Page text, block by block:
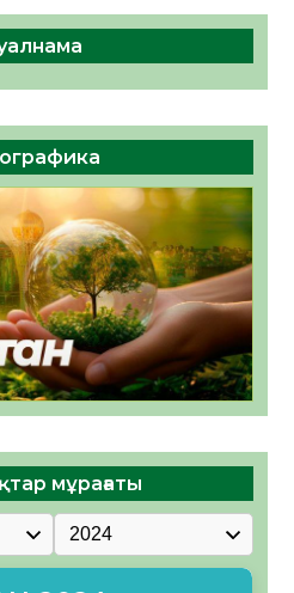
мұрағаты